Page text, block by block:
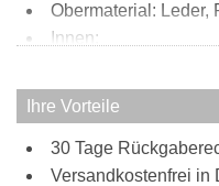
Obermaterial: Leder,
Innen:
1
2 Steckfächer
Tragweise:
Henkel
Schulterriemen
Ihre Vorteile
30 Tage
Versandkostenfrei in